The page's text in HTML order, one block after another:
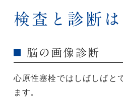
検査と診断は
脳の画像診断
心原性塞栓ではしばしばと
ます。